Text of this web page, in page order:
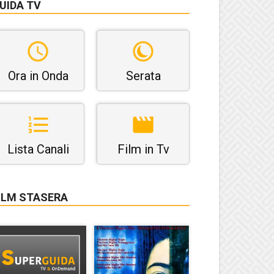
TV
Ora in Onda Serata
Lista Canali Film in Tv
STASERA